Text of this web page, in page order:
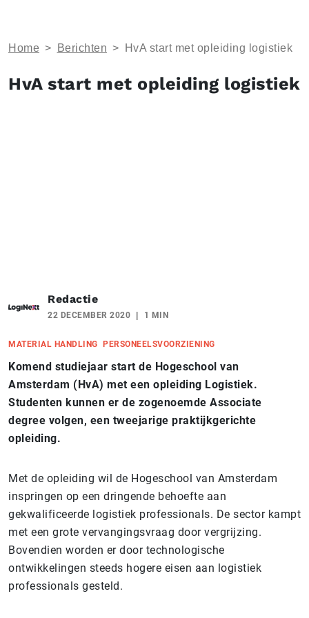
Home > Berichten > HvA start met opleiding logistiek
HvA start met opleiding logistiek
Redactie
22 DECEMBER 2020 1 MIN
MATERIAL HANDLING PERSONEELSVOORZIENING
Komend studiejaar start de Hogeschool van
Amsterdam (HvA) met een opleiding Logistiek.
Studenten kunnen er de zogenoemde Associate
degree volgen, een tweejarige praktijkgerichte
opleiding.
Met de opleiding wil de Hogeschool van Amsterdam
inspringen op een dringende behoefte aan
gekwalificeerde logistiek professionals. De sector kampt
met een grote vervangingsvraag door vergrijzing.
Bovendien worden er door technologische
ontwikkelingen steeds hogere eisen aan logistiek
professionals gesteld.